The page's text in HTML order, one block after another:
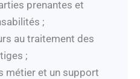
prenantes et
;
au traitement des
;
métier et un support